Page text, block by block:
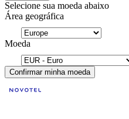
Selecione sua moeda abaixo
Área geográfica
Moeda
Confirmar minha moeda